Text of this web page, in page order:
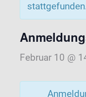
Februar 10 @